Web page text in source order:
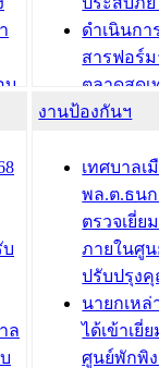
บทความ อื่นๆ ...
บ
ดำเนินกา
สารฟอร์
ตลาดสดเ
วารินชำร
ถนนแก่เ
เด็กเล็ก
เทศบาลเ
ปรึกษาห
วัยของอ
บทความ อื่นๆ ...
บ
ล
งานป้องกันฯ
เทศบาลเ
พล.ต.ธน
ตรวจเยี่ย
ภายในศู
ปรับปรุง
นายกเห
ได้เข้าเยี่
ศูนย์พักพิ